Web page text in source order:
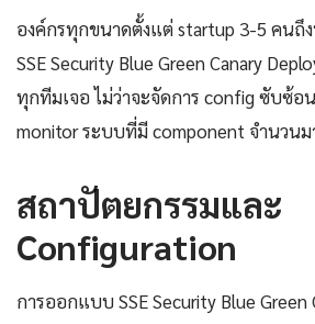
องค์กรทุกขนาดตั้งแต่ startup 3-5 คนถึ
SSE Security Blue Green Canary
ทุกทีมเจอ ไม่ว่าจะจัดการ config ซับซ้อ
monitor ระบบที่มี component จำนวนม
สถาปัตยกรรมและ
Configuration
การออกแบบ SSE Security Blue Green